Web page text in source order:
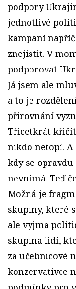
podpory
jednotlivé
kampaní
znejistit. V
podporovat
Já jsem ale
a to je
přirovnání
Třicetkrát
nikdo netopí. A
kdy se
nevnímá. Teď
Možná je
skupiny, které
ale vyjma
skupina lidí,
za učebnicové
konzervativce